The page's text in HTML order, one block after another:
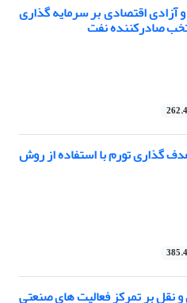
و آزادی اقتصادی بر سرمایه گذاری
صادرکننده نفت
تورم با استفاده از روش
نقل بر تمرکز فعالیت های صنعتی